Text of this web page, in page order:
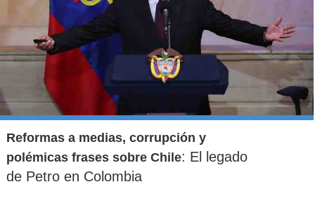
Reformas a medias, corrupción y
polémicas frases sobre Chile: El legado
de Petro en Colombia